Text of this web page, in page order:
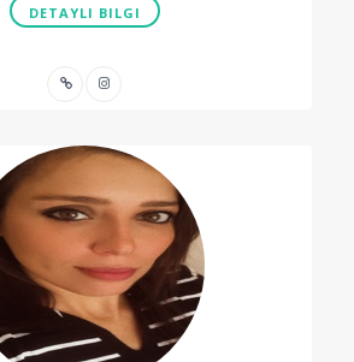
DETAYLI BILGI